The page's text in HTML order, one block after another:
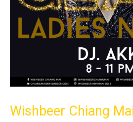
Wishbeer Chiang